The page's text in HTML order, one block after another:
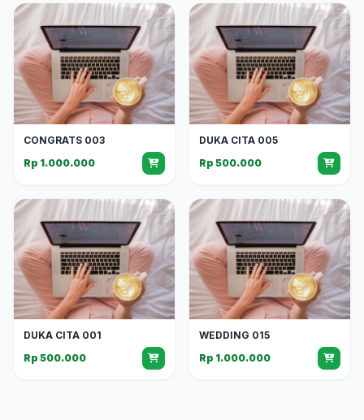
CONGRATS 003
Rp 1.000.000
DUKA CITA 005
Rp 500.000
DUKA CITA 001
Rp 500.000
WEDDING 015
Rp 1.000.000